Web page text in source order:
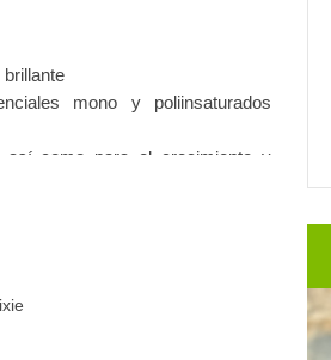
brillante
mono y poliinsaturados
así como para el crecimiento y
un sistema cardiovascular